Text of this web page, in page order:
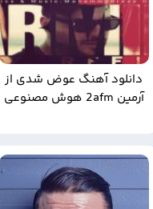
دانلود آهنگ عوض شدی از
آرمین 2afm هوش مصنوعی